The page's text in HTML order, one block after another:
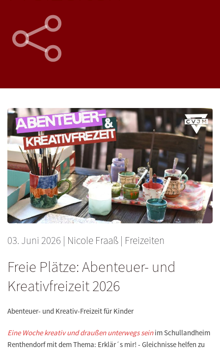
03. Juni 2026 | Nicole Fraaß | Freizeiten
Freie Plätze: Abenteuer- und
Kreativfreizeit 2026
Abenteuer- und Kreativ-Freizeit für Kinder
Eine Woche kreativ und draußen unterwegs seinim Schullandheim
Renthendorf mit dem Thema: Erklär´s mir! - Gleichnisse helfen zu